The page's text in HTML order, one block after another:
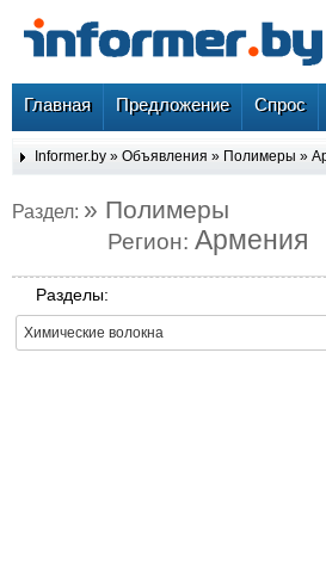
Главная Предложение Спрос
Informer.by » Объявления » Полимеры »
Раздел: » Полимеры
Регион: Армения
Разделы:
Химические волокна